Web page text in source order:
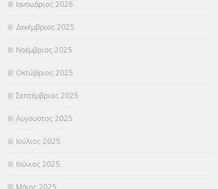
ΣΥΝΤΑΞΕΙΣ(12)
ΣΧΟΛΙΚΟΙ ΣΥΜΒΟΥΛΟΙ
ΥΠΕΡΑΡΙΘΜΟΙ(1)
ΥΠΟΤΡΟΦΙΕΣ(28)
ΦΥΣΙΚΗ ΑΓΩΓΗ(692)
Χωρίς κατηγορία
Ιανουάριος 2026
Δεκέμβριος 2025
Νοέμβριος 2025
Οκτώβριος 2025
Σεπτέμβριος 2025
Αύγουστος 2025
Ιούλιος 2025
Ιούνιος 2025
Μάιος 2025